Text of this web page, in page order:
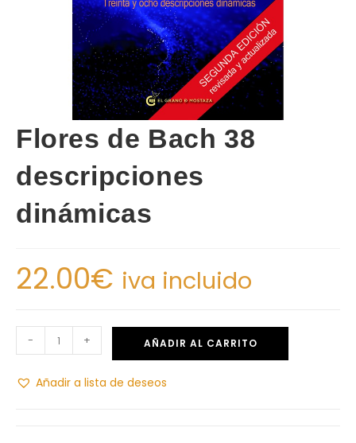
Flores de Bach 38
descripciones
dinámicas
22.00€ iva incluido
- + AÑADIR AL CARRITO
Añadir a lista de deseos